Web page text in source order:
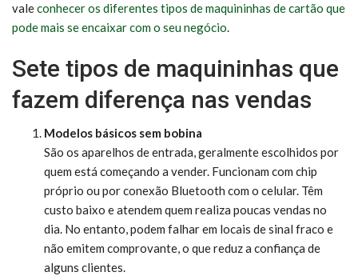
valeconhecer os diferentes tipos de maquininhas de cartão que
pode mais se encaixar com o seu negócio.
Sete tipos de maquininhas que
fazem diferença nas vendas
Modelos básicos sem bobina
São os aparelhos de entrada, geralmente escolhidos por
quem está começando a vender. Funcionam com chip
próprio ou por conexão Bluetooth com o celular. Têm
custo baixo e atendem quem realiza poucas vendas no
dia. No entanto, podem falhar em locais de sinal fraco e
não emitem comprovante, o que reduz a confiança de
alguns clientes.